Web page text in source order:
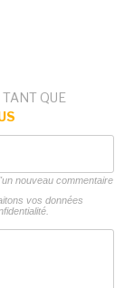
QUE
nouveau commentaire
vos données